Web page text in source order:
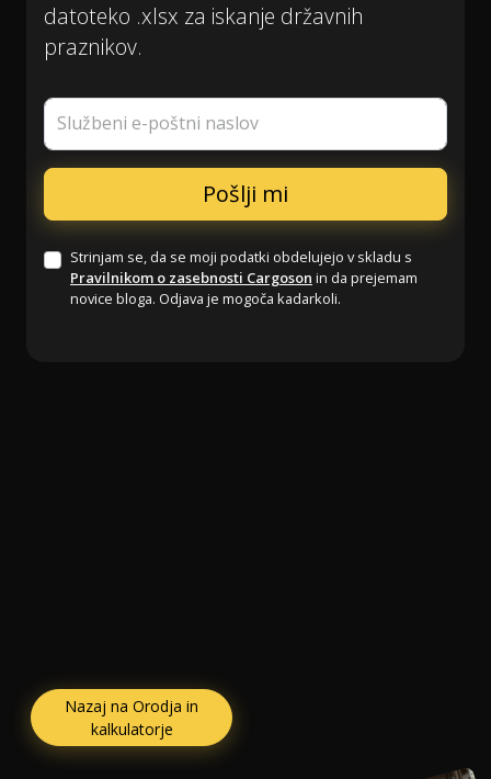
datoteko .xlsx za iskanje državnih
praznikov.
Službeni e-poštni naslov
Strinjam se, da se moji podatki obdelujejo v skladu s
Pravilnikom o zasebnosti Cargoson in da prejemam
novice bloga. Odjava je mogoča kadarkoli.
Nazaj na Orodja in
kalkulatorje